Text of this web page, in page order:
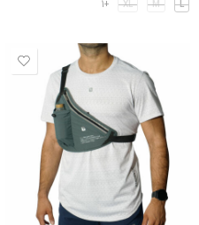
L
M
XL
+1